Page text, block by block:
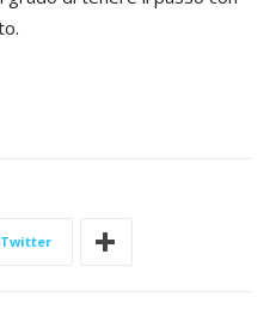
Twitter